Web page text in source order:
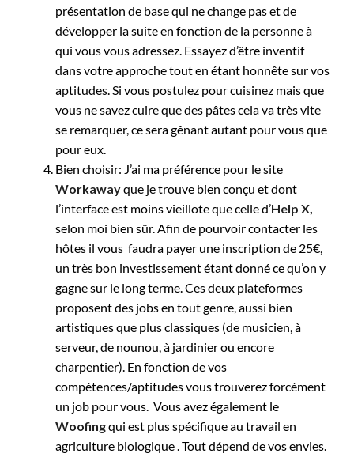
présentation de base qui ne change pas et de
développer la suite en fonction de la personne à
qui vous vous adressez. Essayez d’être inventif
dans votre approche tout en étant honnête sur vos
aptitudes. Si vous postulez pour cuisinez mais que
vous ne savez cuire que des pâtes cela va très vite
se remarquer, ce sera gênant autant pour vous que
pour eux.
Bien choisir: J’ai ma préférence pour le site
Workawayque je trouve bien conçu et dont
l’interface est moins vieillote que celle d’Help X,
selon moi bien sûr. Afin de pourvoir contacter les
hôtes il vous faudra payer une inscription de 25€,
un très bon investissement étant donné ce qu’on y
gagne sur le long terme. Ces deux plateformes
proposent des jobs en tout genre, aussi bien
artistiques que plus classiques (de musicien, à
serveur, de nounou, à jardinier ou encore
charpentier). En fonction de vos
compétences/aptitudes vous trouverez forcément
un job pour vous. Vous avez également le
Woofingqui est plus spécifique au travail en
agriculture biologique . Tout dépend de vos envies.